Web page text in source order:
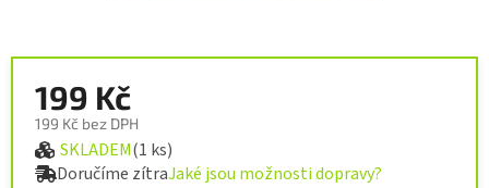
199 Kč
199 Kč bez DPH
Měrná cena:
SKLADEM(1 ks)
Doručíme zítraJaké jsou možnosti dopravy?